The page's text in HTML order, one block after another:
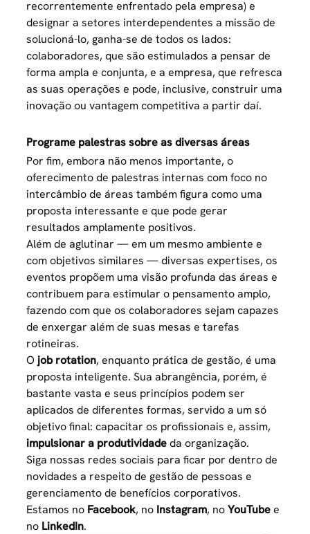
recorrentemente enfrentado pela empresa) e
designar a setores interdependentes a missão de
solucioná-lo, ganha-se de todos os lados:
colaboradores, que são estimulados a pensar de
forma ampla e conjunta, e a empresa, que refresca
as suas operações e pode, inclusive, construir uma
inovação ou vantagem competitiva a partir daí.
Programe palestras sobre as diversas áreas
Por fim, embora não menos importante, o
oferecimento de palestras internas com foco no
intercâmbio de áreas também figura como uma
proposta interessante e que pode gerar
resultados amplamente positivos.
Além de aglutinar — em um mesmo ambiente e
com objetivos similares — diversas expertises, os
eventos propõem uma visão profunda das áreas e
contribuem para estimular o pensamento amplo,
fazendo com que os colaboradores sejam capazes
de enxergar além de suas mesas e tarefas
rotineiras.
O job rotation, enquanto prática de gestão, é uma
proposta inteligente. Sua abrangência, porém, é
bastante vasta e seus princípios podem ser
aplicados de diferentes formas, servido a um só
objetivo final: capacitar os profissionais e, assim,
impulsionar a produtividadeda organização.
Siga nossas redes sociais para ficar por dentro de
novidades a respeito de gestão de pessoas e
gerenciamento de benefícios corporativos.
Estamos no Facebook, no Instagram, no YouTubee
no LinkedIn.